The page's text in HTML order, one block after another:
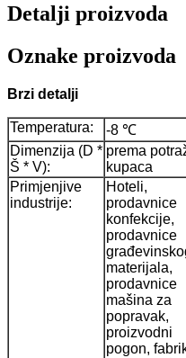
Detalji proizvoda
Oznake proizvoda
Brzi detalji
Temperatura: -8 ℃
Dimenzija (D *
Š * V):
prema
kupaca
Primjenjive
industrije:
Hoteli,
prodavnice
konfekcije,
prodavnice
materijala,
prodavnice
mašina za
popravak,
proizvodni
pogon,